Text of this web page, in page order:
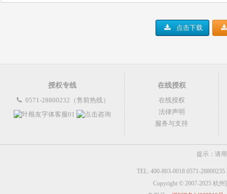
点击下载
授权专线
0571-28800232（售前热线）
在线授权
在线授权
法律声明
服务与支持
提示：请
TEL: 400-803-0018 0571-
Copyright © 2007-2025 杭